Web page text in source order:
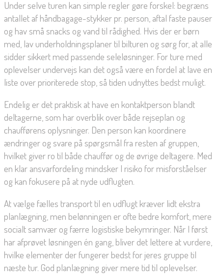
Under selve turen kan simple regler gøre forskel: begræns
antallet af håndbagage-stykker pr. person, aftal faste pauser
og hav små snacks og vand til rådighed. Hvis der er børn
med, lav underholdningsplaner til bilturen og sørg for, at alle
sidder sikkert med passende seleløsninger. For ture med
oplevelser undervejs kan det også være en fordel at lave en
liste over prioriterede stop, så tiden udnyttes bedst muligt.
Endelig er det praktisk at have en kontaktperson blandt
deltagerne, som har overblik over både rejseplan og
chaufførens oplysninger. Den person kan koordinere
ændringer og svare på spørgsmål fra resten af gruppen,
hvilket giver ro til både chauffør og de øvrige deltagere. Med
en klar ansvarfordeling mindsker I risiko for misforståelser
og kan fokusere på at nyde udflugten.
At vælge fælles transport til en udflugt kræver lidt ekstra
planlægning, men belønningen er ofte bedre komfort, mere
socialt samvær og færre logistiske bekymringer. Når I først
har afprøvet løsningen én gang, bliver det lettere at vurdere,
hvilke elementer der fungerer bedst for jeres gruppe til
næste tur. God planlægning giver mere tid til oplevelser.